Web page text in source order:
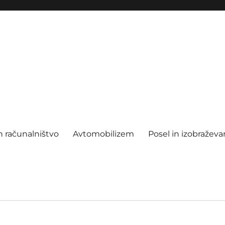
računalništvo Avtomobilizem Posel in